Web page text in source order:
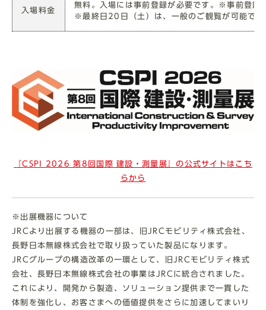
入場料金
無料。入場には事前登録が必要です。※事前登録
※最終日20日（土）は、一般のご観覧が可能で
『CSPI 2026 第8回国際 建設・測量展』の公式サイトはこち
らから
※出展機器について
JRCより出展する機器の一部は、旧JRCモビリティ株式会社、
長野日本無線株式会社で取り扱っていた製品になります。
JRCグループの構造改革の一環として、旧JRCモビリティ株式
会社、長野日本無線株式会社の事業はJRCに統合されました。
これにより、開発から製造、ソリューション提供まで一貫した
体制を強化し、お客さまへの価値提供をさらに加速してまいり